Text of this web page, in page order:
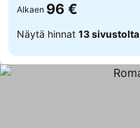
Alkaen 96 €
Näytä hinnat 13 sivustolta